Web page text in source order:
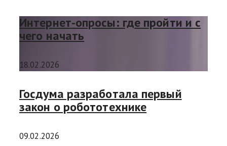
Интернет-опросы: где пройти и с
чего начать
18.02.2026
Госдума разработала первый
закон о робототехнике
09.02.2026